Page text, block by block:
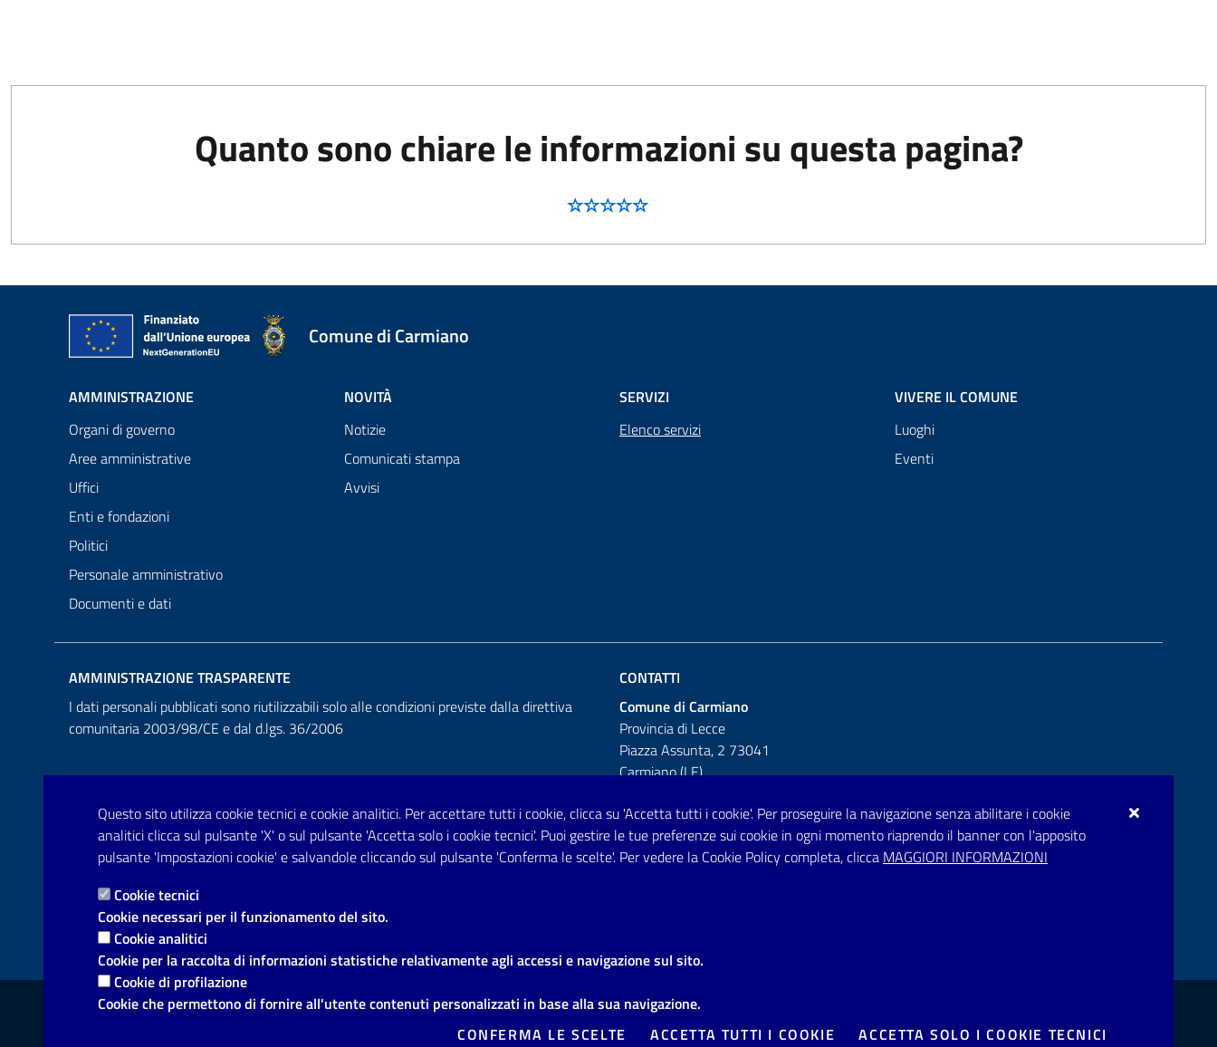
Questo sito utilizza cookie tecnici e cookie analitici. Per accettare tutti i cookie, clicca su 'Accetta tutti i cookie'. Per proseguire la navigazione senza abilitare i cookie
analitici clicca sul pulsante 'X' o sul pulsante 'Accetta solo i cookie tecnici'. Puoi gestire le tue preferenze sui cookie in ogni momento riaprendo il banner con l'apposito
pulsante 'Impostazioni cookie' e salvandole cliccando sul pulsante 'Conferma le scelte'. Per vedere la Cookie Policy completa, clicca MAGGIORI INFORMAZIONI
Cookie tecnici
Cookie necessari per il funzionamento del sito.
Cookie analitici
Cookie per la raccolta di informazioni statistiche relativamente agli accessi e navigazione sul sito.
Cookie di profilazione
Cookie che permettono di fornire all'utente contenuti personalizzati in base alla sua navigazione.
CONFERMA LE SCELTE
ACCETTA TUTTI I COOKIE ACCETTA SOLO I COOKIE TECNICI
Quanto sono chiare le informazioni su questa pagina?
Comune di Carmiano
AMMINISTRAZIONE
Organi di governo
Aree amministrative
Uffici
Enti e fondazioni
Politici
Personale amministrativo
Documenti e dati
NOVITÀ
Notizie
Comunicati stampa
Avvisi
SERVIZI
Elenco servizi
VIVERE IL COMUNE
Luoghi
Eventi
AMMINISTRAZIONE TRASPARENTE
I dati personali pubblicati sono riutilizzabili solo alle condizioni previste dalla direttiva
comunitaria 2003/98/CE e dal d.lgs. 36/2006
CONTATTI
Comune di Carmiano
Provincia di Lecce
Piazza Assunta, 2 73041
Carmiano (LE)
Telefono: 0832 600001
Posta Elettronica Certificata:
Link utili
Informativa privacy Note legali Richiesta di assistenza